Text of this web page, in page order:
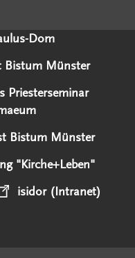
Dom
Bistum Münster
Priesterseminar
Bistum Münster
"Kirche+Leben"
isidor (Intranet)